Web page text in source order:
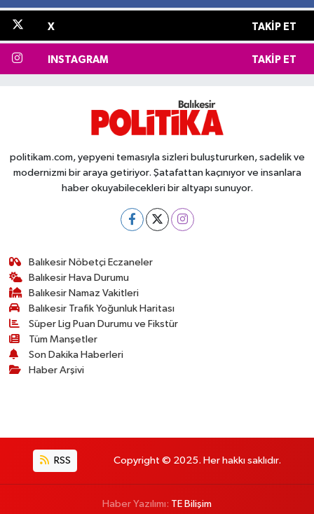
X TAKIP ET
INSTAGRAM TAKIP ET
politikam.com, yepyeni temasıyla sizleri buluştururken, sadelik ve
modernizmi bir araya getiriyor. Şatafattan kaçınıyor ve insanlara
haber okuyabilecekleri bir altyapı sunuyor.
Balıkesir Nöbetçi Eczaneler
Balıkesir Hava Durumu
Balıkesir Namaz Vakitleri
Balıkesir Trafik Yoğunluk Haritası
Süper Lig Puan Durumu ve Fikstür
Tüm Manşetler
Son Dakika Haberleri
Haber Arşivi
RSS Copyright © 2025. Her hakkı saklıdır.
Haber Yazılımı: TE Bilişim